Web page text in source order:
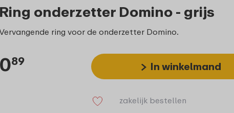
Ring onderzetter Domino - grijs
ring voor de onderzetter Domino.
089 In winkelmand
zakelijk bestellen